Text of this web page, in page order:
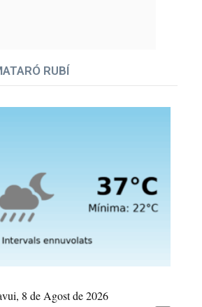
RUBÍ
8 de Agost de 2026